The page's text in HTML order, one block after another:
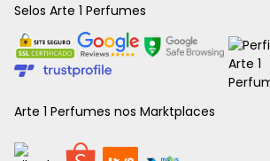
Selos Arte 1 Perfumes
Arte 1 Perfumes nos Marktplaces